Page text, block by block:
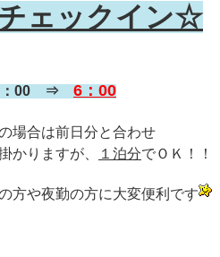
ェックイン☆
：00 ⇒ 6：00
場合は前日分と合わせ
かりますが、
１泊分でＯＫ！！
方や夜勤の方に大変便利です